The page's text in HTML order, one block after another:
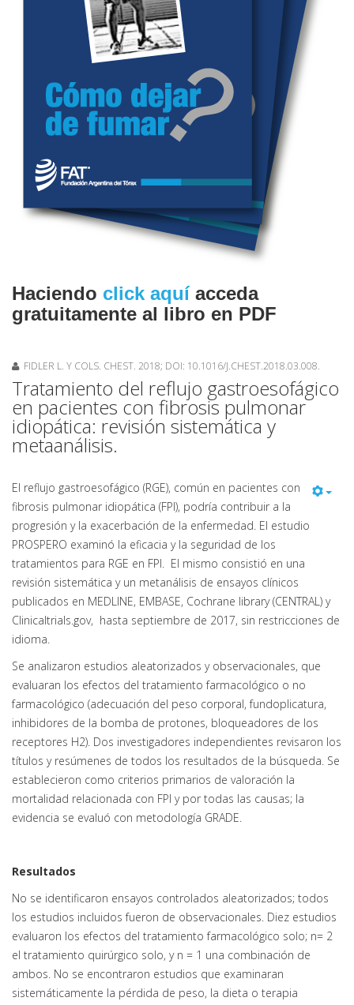
Haciendo click aquíacceda
gratuitamente al libro en PDF
FIDLER L. Y COLS. CHEST. 2018; DOI: 10.1016/J.CHEST.2018.03.008.
Tratamiento del reflujo gastroesofágico
en pacientes con fibrosis pulmonar
idiopática: revisión sistemática y
metaanálisis.
El reflujo gastroesofágico (RGE), común en pacientes con
fibrosis pulmonar idiopática (FPI), podría contribuir a la
progresión y la exacerbación de la enfermedad. El estudio
PROSPERO examinó la eficacia y la seguridad de los
tratamientos para RGE en FPI. El mismo consistió en una
revisión sistemática y un metanálisis de ensayos clínicos
publicados en MEDLINE, EMBASE, Cochrane library (CENTRAL) y
Clinicaltrials.gov, hasta septiembre de 2017, sin restricciones de
idioma.
Se analizaron estudios aleatorizados y observacionales, que
evaluaran los efectos del tratamiento farmacológico o no
farmacológico (adecuación del peso corporal, fundoplicatura,
inhibidores de la bomba de protones, bloqueadores de los
receptores H2). Dos investigadores independientes revisaron los
títulos y resúmenes de todos los resultados de la búsqueda. Se
establecieron como criterios primarios de valoración la
mortalidad relacionada con FPI y por todas las causas; la
evidencia se evaluó con metodología GRADE.
Resultados
No se identificaron ensayos controlados aleatorizados; todos
los estudios incluidos fueron de observacionales. Diez estudios
evaluaron los efectos del tratamiento farmacológico solo; n= 2
el tratamiento quirúrgico solo, y n = 1 una combinación de
ambos. No se encontraron estudios que examinaran
sistemáticamente la pérdida de peso, la dieta o terapia